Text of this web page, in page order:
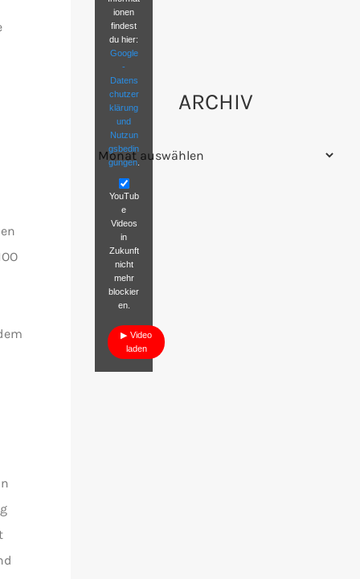
ionen
findest
du hier:
Google
-
Datens
chutzer
klärung
und
Nutzun
gsbedin
gungen.
YouTub
e
Videos
in
Zukunft
nicht
mehr
blockier
en.
Video
laden
ARCHIV
Archiv